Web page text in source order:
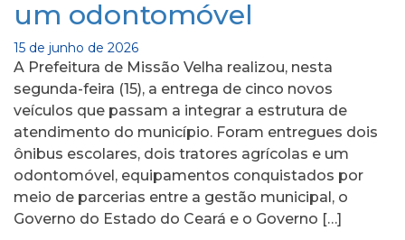
um odontomóvel
15 de junho de 2026
A Prefeitura de Missão Velha realizou, nesta
segunda-feira (15), a entrega de cinco novos
veículos que passam a integrar a estrutura de
atendimento do município. Foram entregues dois
ônibus escolares, dois tratores agrícolas e um
odontomóvel, equipamentos conquistados por
meio de parcerias entre a gestão municipal, o
Governo do Estado do Ceará e o Governo […]